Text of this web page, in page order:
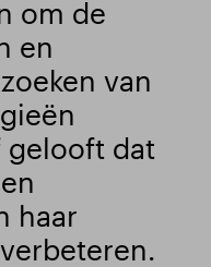
om de
en
van
gelooft dat
haar